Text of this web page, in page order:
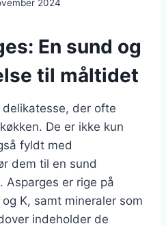
2024
En sund og
til måltidet
der ofte
De er ikke kun
fyldt med
dem til en sund
Asparges er rige på
K, samt mineraler som
indeholder de